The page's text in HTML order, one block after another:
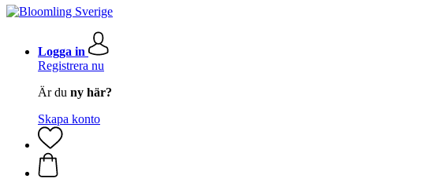
Logga in
Registrera nu
Är du ny här?
Skapa konto